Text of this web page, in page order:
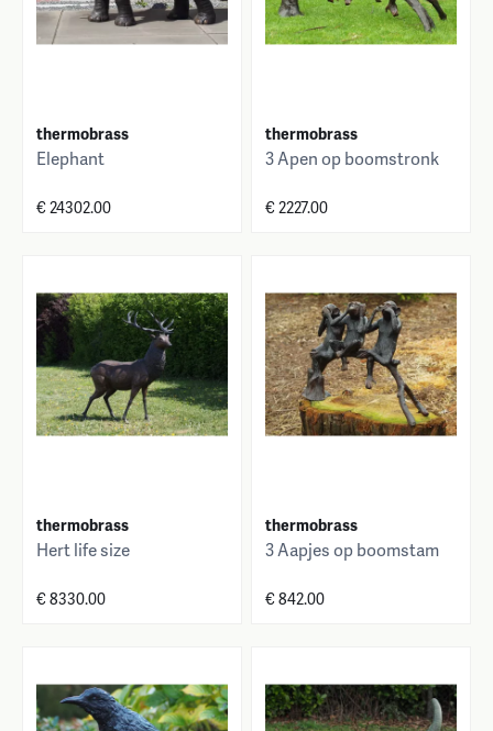
thermobrass
Elephant
€ 24302.00
thermobrass
3 Apen op boomstronk
€ 2227.00
thermobrass
Hert life size
€ 8330.00
thermobrass
3 Aapjes op boomstam
€ 842.00